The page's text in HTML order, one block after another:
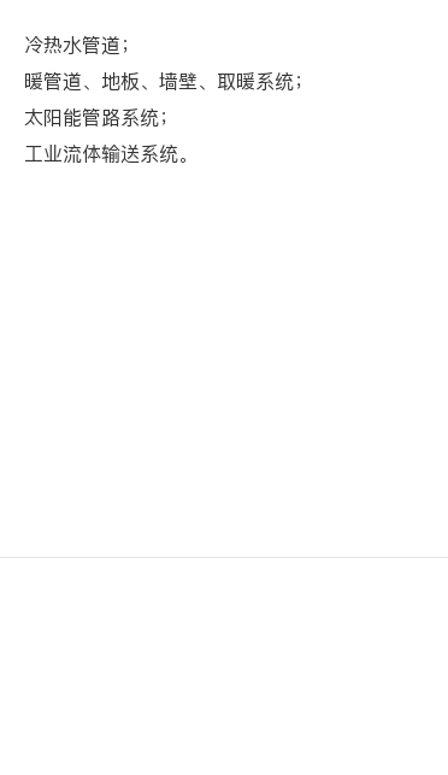
冷热水管道；
暖管道、地板、墙壁、取暖系统；
太阳能管路系统；
工业流体输送系统。